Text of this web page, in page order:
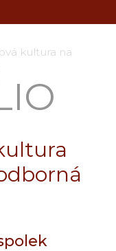
kultura na